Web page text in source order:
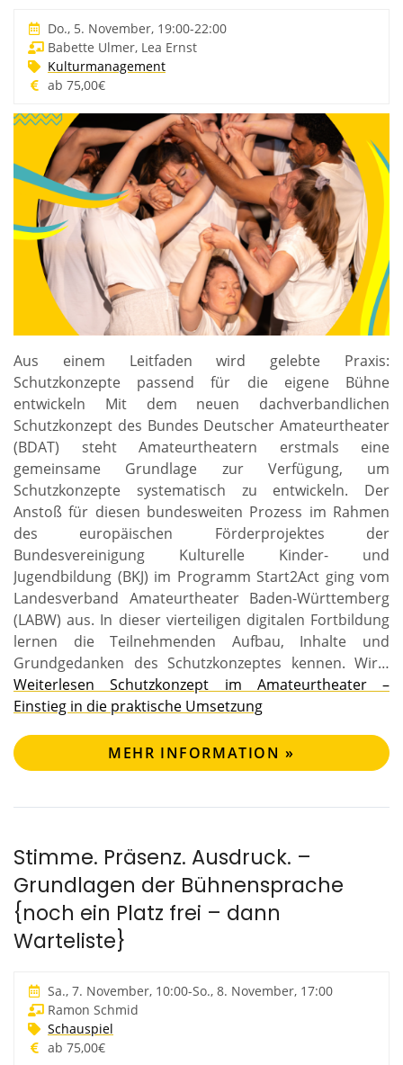
Do., 5. November, 19:00-22:00
Babette Ulmer, Lea Ernst
Kulturmanagement
ab 75,00€
Aus einem Leitfaden wird gelebte Praxis:
Schutzkonzepte passend für die eigene Bühne
entwickeln Mit dem neuen dachverbandlichen
Schutzkonzept des Bundes Deutscher Amateurtheater
(BDAT) steht Amateurtheatern erstmals eine
gemeinsame Grundlage zur Verfügung, um
Schutzkonzepte systematisch zu entwickeln. Der
Anstoß für diesen bundesweiten Prozess im Rahmen
des europäischen Förderprojektes der
Bundesvereinigung Kulturelle Kinder- und
Jugendbildung (BKJ) im Programm Start2Act ging vom
Landesverband Amateurtheater Baden-Württemberg
(LABW) aus. In dieser vierteiligen digitalen Fortbildung
lernen die Teilnehmenden Aufbau, Inhalte und
Grundgedanken des Schutzkonzeptes kennen. Wir…
Weiterlesen Schutzkonzept im Amateurtheater –
Einstieg in die praktische Umsetzung
MEHR INFORMATION »
Stimme. Präsenz. Ausdruck. –
Grundlagen der Bühnensprache
{noch ein Platz frei – dann
Warteliste}
Sa., 7. November, 10:00-So., 8. November, 17:00
Ramon Schmid
Schauspiel
ab 75,00€